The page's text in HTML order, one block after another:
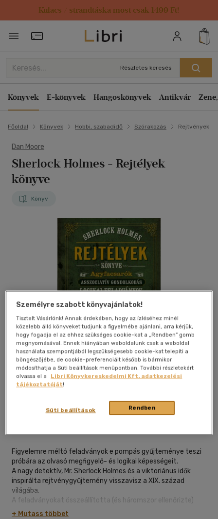
Kulacs / strandtáska most csak 1499 Ft!
Törzsvásárlói Kártya adatai
Részletes keresés
Könyvek E-könyvek Hangoskönyvek Antikvár
Főoldal Könyvek Hobbi, szabadidő Szórakozás Rejtvények
Dan Moore
Sherlock Holmes - Rejtélyek
könyve
Könyv
Kívánságlistához adom
Figyelemre méltó feladványok e pompás gyűjteménye teszi
próbára az olvasó megfigyelő- és logikai képességeit.
A nagy detektív, Mr. Sherlock Holmes és a viktoriánus idők
inspirálta rejtvénygyűjtemény visszavisz a XIX. század
világába.
A feladványokat összeállította (és háromszor ellenőrizte)
Dan Moore, hivatásos feladványszerkesztő.
+ Mutass többet
Személyre szabott könyvajánlatok!
Tisztelt Vásárlónk! Annak érdekében, hogy az ízléséhez minél
közelebb álló könyveket tudjunk a figyelmébe ajánlani, arra kérjük,
hogy fogadja el az ehhez szükséges cookie-kat a „Rendben” gomb
megnyomásával. Ennek hiányában weboldalunk csak a weboldal
használata szempontjából legszükségesebb cookie-kat telepíti a
böngészőjébe, de cookie-preferenciáit később is bármikor
módosíthatja a Süti beállítások menüpontban. További részletekért
olvassa el a
Libri Könyvkereskedelmi Kft. adatkezelési
tájékoztatóját!
Rendben
Süti beállítások